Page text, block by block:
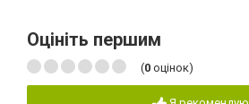
Оцініть першим
(0 оцінок)